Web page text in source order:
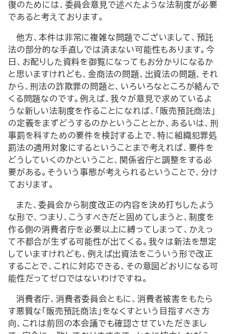
復のためには、委員会意見で述べたような法制度が必要
であると考えております。
他方、本件は非常に複雑な問題でございまして、預託
法の部分的な手直しでは済まない可能性もあります。今
日、お配りした資料を御覧になってもお分かりになるか
と思いますけれども、金商法の問題、出資法の問題、それ
から、刑法の詐欺罪の問題と、いろいろなところが絡んで
くる問題なのです。例えば、我々が意見で求めているよ
うな新しい法制度を作ることになれば、「販売預託商法」
の定義をまずどうするのかということとか、あるいは、刑
事罰を科すための要件を検討する上で、特に組織犯罪処
罰法の適用対象にするということまで考えれば、要件を
どうしていくのかということ、関係省庁と調整をする必
要がある。そういう事態が考えられるということで、分け
ております。
また、委員会から制度改正の内容を決め打ちしたよう
な形で、つまり、こうすべきだと固めてしまうと、制度を
作る側の消費者庁を必要以上に縛ってしまって、かえっ
て不都合が生ずる可能性が出てくる。我々は新法を想定
していますけれども、例えば出資法をこういう形で改正
することで、これに対応できる、その意図どおりになる可
能性だってゼロではないわけですね。
消費者庁、消費者委員会ともに、消費者被害をもたら
す悪質な「販売預託商法」をなくすという目指すべき方
向、これは前回の本会議でも確認させていただきまし